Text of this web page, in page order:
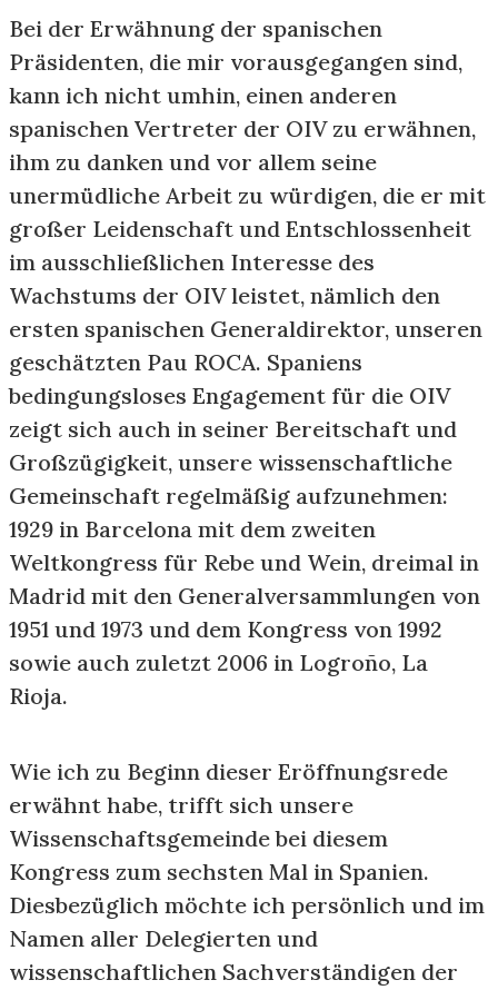
Bei der Erwähnung der spanischen
Präsidenten, die mir vorausgegangen sind,
kann ich nicht umhin, einen anderen
spanischen Vertreter der OIV zu erwähnen,
ihm zu danken und vor allem seine
unermüdliche Arbeit zu würdigen, die er mit
großer Leidenschaft und Entschlossenheit
im ausschließlichen Interesse des
Wachstums der OIV leistet, nämlich den
ersten spanischen Generaldirektor, unseren
geschätzten Pau ROCA. Spaniens
bedingungsloses Engagement für die OIV
zeigt sich auch in seiner Bereitschaft und
Großzügigkeit, unsere wissenschaftliche
Gemeinschaft regelmäßig aufzunehmen:
1929 in Barcelona mit dem zweiten
Weltkongress für Rebe und Wein, dreimal in
Madrid mit den Generalversammlungen von
1951 und 1973 und dem Kongress von 1992
sowie auch zuletzt 2006 in Logroño, La
Rioja.
Wie ich zu Beginn dieser Eröffnungsrede
erwähnt habe, trifft sich unsere
Wissenschaftsgemeinde bei diesem
Kongress zum sechsten Mal in Spanien.
Diesbezüglich möchte ich persönlich und im
Namen aller Delegierten und
wissenschaftlichen Sachverständigen der